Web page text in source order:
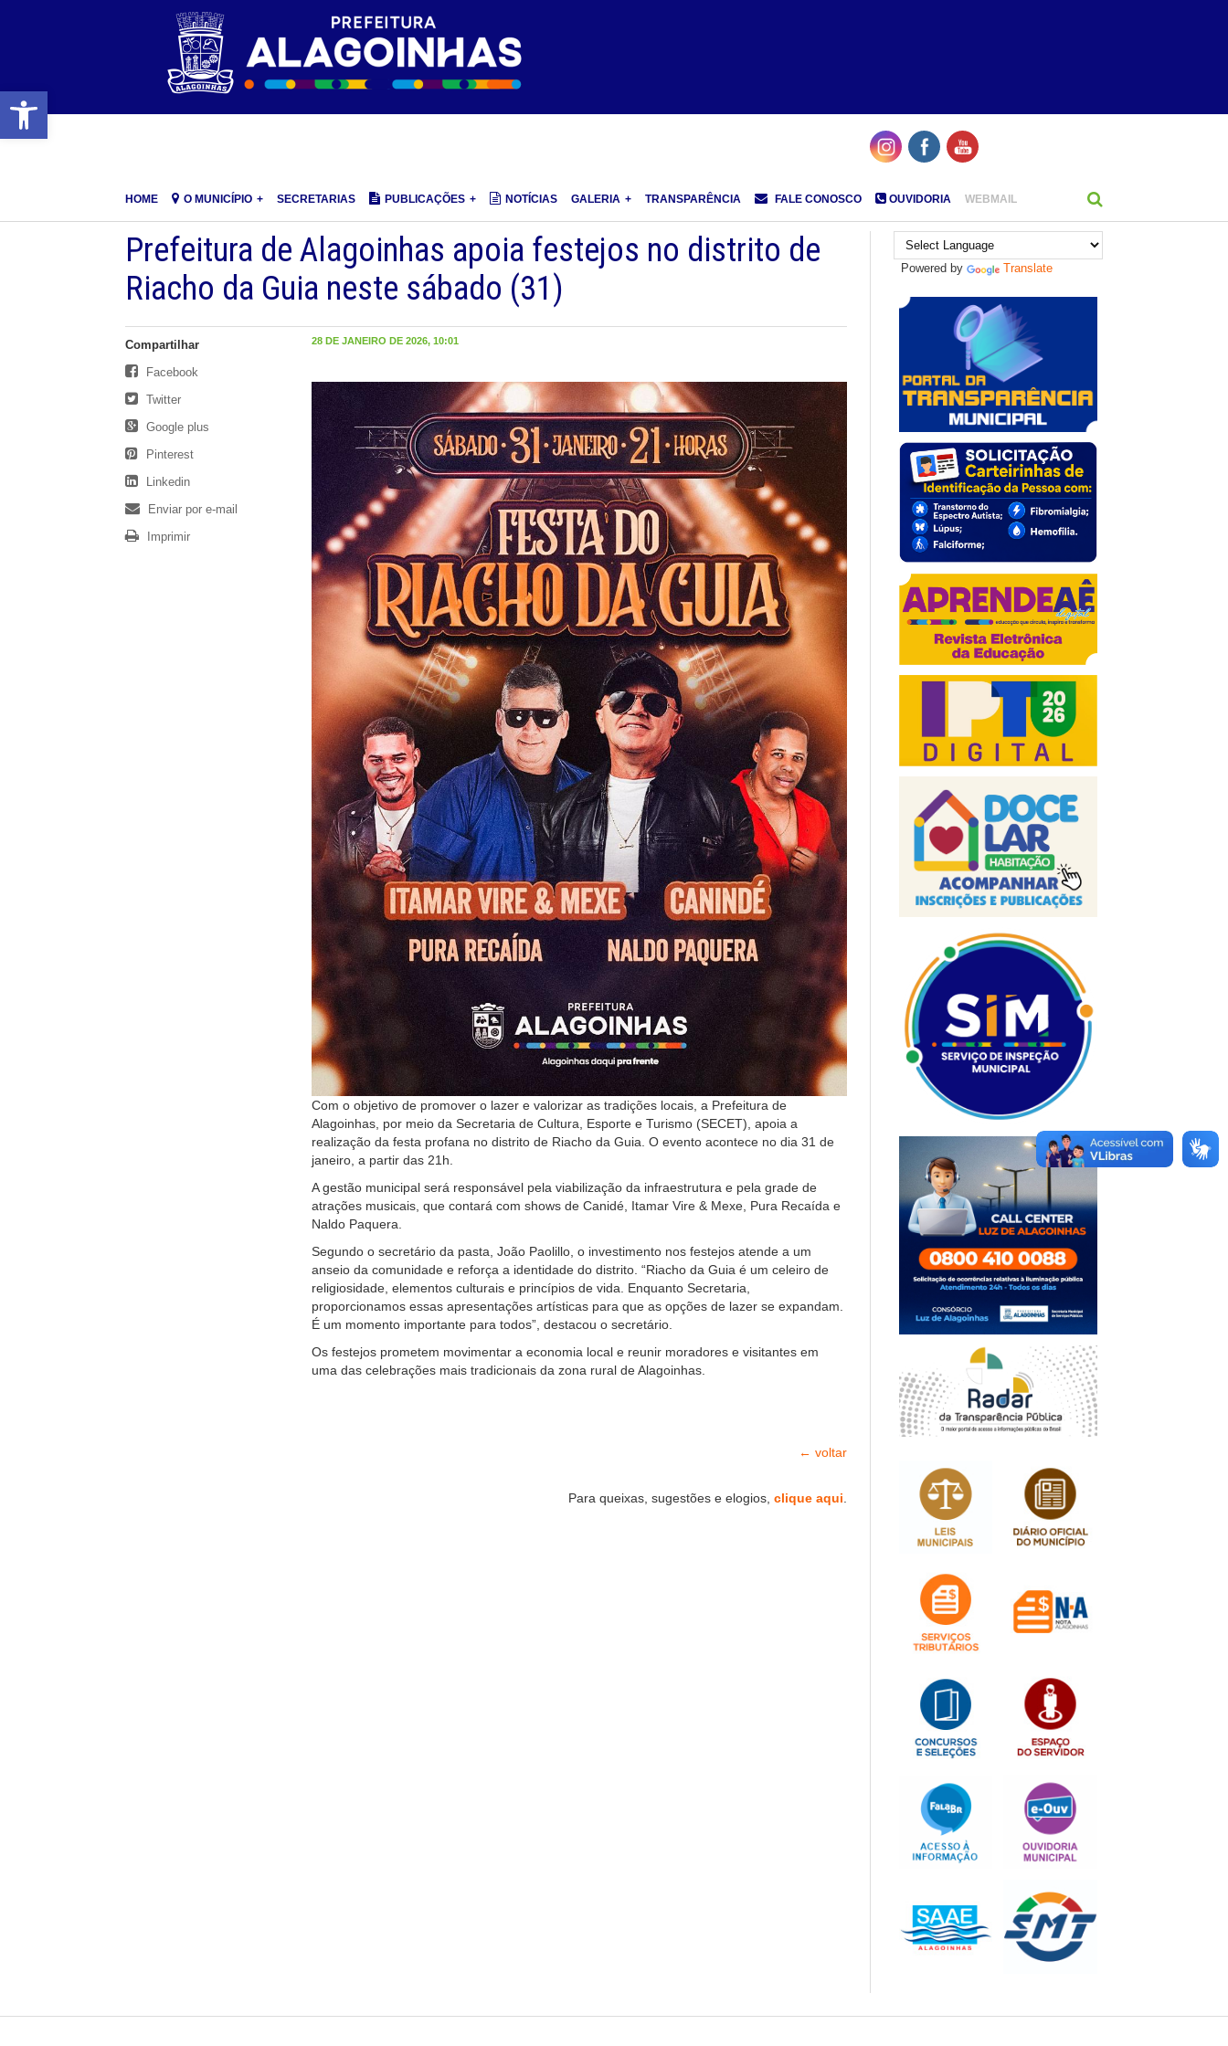
Barra de Ferramentas Aberta
HOME O MUNICÍPIO SECRETARIAS PUBLICAÇÕES NOTÍCIAS GALERIA TRANSPARÊNCIA FALE CONOSCO OUVIDORIA WEBMAIL
Prefeitura de Alagoinhas apoia festejos no distrito de
Riacho da Guia neste sábado (31)
28 DE JANEIRO DE 2026, 10:01
Com o objetivo de promover o lazer e valorizar as tradições locais, a Prefeitura de
Alagoinhas, por meio da Secretaria de Cultura, Esporte e Turismo (SECET), apoia a
realização da festa profana no distrito de Riacho da Guia. O evento acontece no dia 31 de
janeiro, a partir das 21h.
A gestão municipal será responsável pela viabilização da infraestrutura e pela grade de
atrações musicais, que contará com shows de Canidé, Itamar Vire & Mexe, Pura Recaída e
Naldo Paquera.
Segundo o secretário da pasta, João Paolillo, o investimento nos festejos atende a um
anseio da comunidade e reforça a identidade do distrito. “Riacho da Guia é um celeiro de
religiosidade, elementos culturais e princípios de vida. Enquanto Secretaria,
proporcionamos essas apresentações artísticas para que as opções de lazer se expandam.
É um momento importante para todos”, destacou o secretário.
Os festejos prometem movimentar a economia local e reunir moradores e visitantes em
uma das celebrações mais tradicionais da zona rural de Alagoinhas.
← voltar
Para queixas, sugestões e elogios, clique aqui
Compartilhar
Facebook
Twitter
Google plus
Pinterest
Linkedin
Enviar por e-mail
Imprimir
Powered by Translate